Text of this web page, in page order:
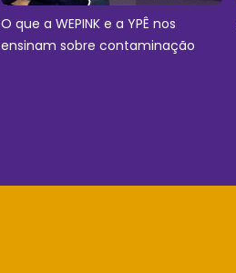
O que a WEPINK e a YPÊ nos
ensinam sobre contaminação